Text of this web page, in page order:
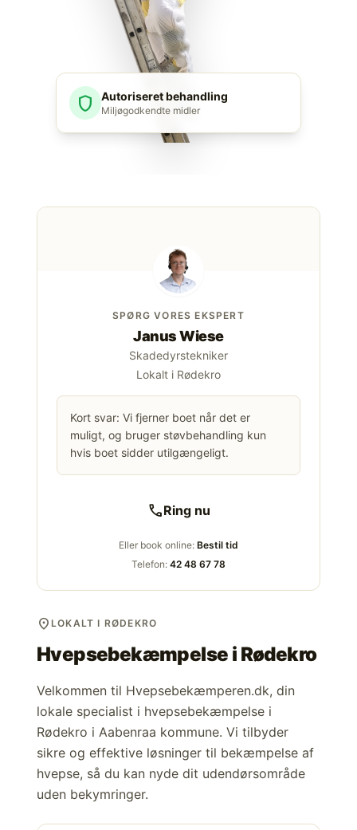
shield Autoriseret behandling
Miljøgodkendte midler
SPØRG VORES EKSPERT
Janus Wiese
Skadedyrstekniker
Lokalt i Rødekro
Kort svar: Vi fjerner boet når det er
muligt, og bruger støvbehandling kun
hvis boet sidder utilgængeligt.
callRing nu
Eller book online: Bestil tid
Telefon: 42 48 67 78
location_on LOKALT I RØDEKRO
Hvepsebekæmpelse i Rødekro
Velkommen til Hvepsebekæmperen.dk, din
lokale specialist i hvepsebekæmpelse i
Rødekro i Aabenraa kommune. Vi tilbyder
sikre og effektive løsninger til bekæmpelse af
hvepse, så du kan nyde dit udendørsområde
uden bekymringer.